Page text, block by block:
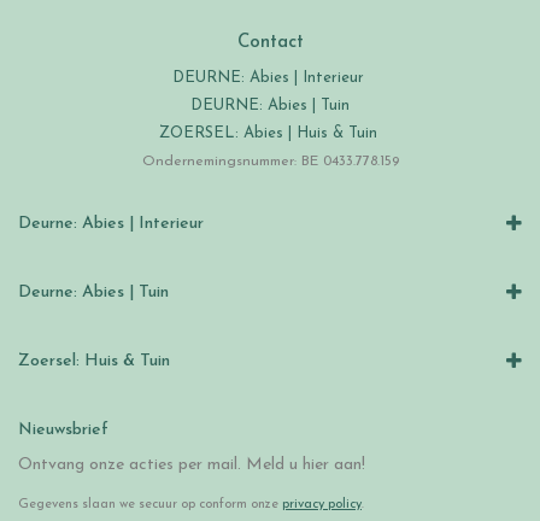
Contact
DEURNE: Abies | Interieur
DEURNE: Abies | Tuin
ZOERSEL: Abies | Huis & Tuin
Ondernemingsnummer: BE 0433.778.159
Deurne: Abies | Interieur
Deurne: Abies | Tuin
Zoersel: Huis & Tuin
Nieuwsbrief
Ontvang onze acties per mail. Meld u hier aan!
Gegevens slaan we secuur op conform onze privacy policy.